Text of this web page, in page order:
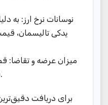
نوسانات نرخ ارز: به
یدکی تالیسمان،
میزان عرضه و
قیمت بالاتری داشته باشند.
برای دریافت